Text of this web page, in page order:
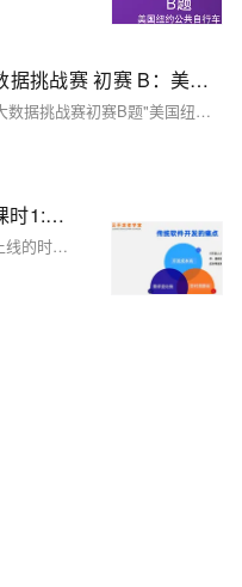
2023 年第二届钉钉杯大学生大数据挑战赛 初赛 B：美国纽约公共自行车使用量预测分析 问题二Python代码分析
本文提供了2023年第二届钉钉杯大学生大数据挑战赛初赛B题"美国纽约公共自行车使用量预测分析"中问题二的Python代码分析，涉及数据预处理、特征工程、多种聚类算法实现及其结果评估和可视化。
码上公益低代码开发训练营 — 课时1:《低代码开发师初级认证课程》1-2章 初识钉钉宜搭低代码
随着企业数字化转型进程的加快，业务上线的时间要求也越来越短，若要提高业务应用系统的开发效率，传统的开发模式必然向更加敏捷而高效的开发模式转变。低代码的开发方式能够加速业务敏捷创新，实现业务应用的快速交付，并且让没有技术背景的企业业务人员也能够基于低代码平台快速搭建业务系统。本章将从认识低代码和低代码平台开始，学习低代码开发师系列课程。